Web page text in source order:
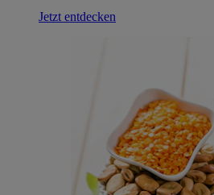
Jetzt entdecken